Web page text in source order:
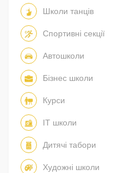
Школи танців
Спортивні секції
Автошколи
Бізнес школи
Курси
IT школи
Дитячі табори
Художні школи